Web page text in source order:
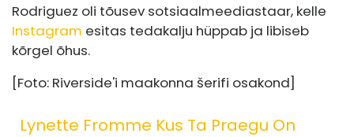
Rodriguez oli tõusev sotsiaalmeediastaar, kelle
Instagram esitas tedakalju hüppab ja libiseb
kõrgel õhus.
[Foto: Riverside'i maakonna šerifi osakond]
Lynette Fromme Kus Ta Praegu On